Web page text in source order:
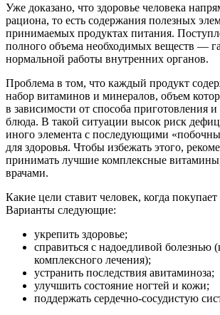
Уже доказано, что здоровье человека
рациона, то есть содержания полезных
принимаемых продуктах питания.
полного объема необходимых веществ —
нормальной работы внутренних органов.
Проблема в том, что каждый продукт
набор витаминов и минералов, объем
в зависимости от способа приготовления
блюда. В такой ситуации высок риск
иного элемента с последующими
для здоровья. Чтобы избежать этого,
принимать лучшие комплексные
врачами.
Какие цели ставит человек, когда
Варианты следующие:
укрепить здоровье;
справиться с надоедливой болезнью
комплексного лечения);
устранить последствия авитаминоза;
улучшить состояние ногтей и кожи;
поддержать сердечно-сосудистую